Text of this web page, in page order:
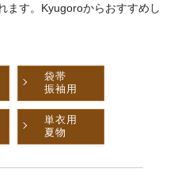
ます。Kyugoroからおすすめし
袋帯
振袖用
単衣用
夏物